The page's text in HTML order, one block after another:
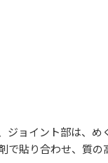
ジョイント部は、
で貼り合わせ、質の